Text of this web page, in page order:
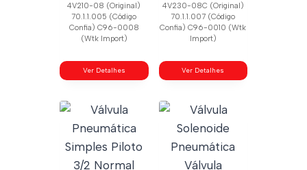
4V210-08 (Original)
70.1.1.005 (Código
Confia) C96-0008
(Wtk Import)
Ver Detalhes
4V230-08C (Original)
70.1.1.007 (Código
Confia) C96-0010 (Wtk
Import)
Ver Detalhes